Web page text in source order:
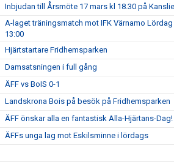
Inbjudan till Årsmöte 17 mars kl 18.30 på
A-laget träningsmatch mot IFK Värnamo Lördag
13:00
Hjärtstartare Fridhemsparken
Damsatsningen i full gång
ÄFF vs BoIS 0-1
Landskrona Bois på besök på Fridhemsparken
ÄFF önskar alla en fantastisk Alla-Hjärtans-Dag!
ÄFFs unga lag mot Eskilsminne i lördags